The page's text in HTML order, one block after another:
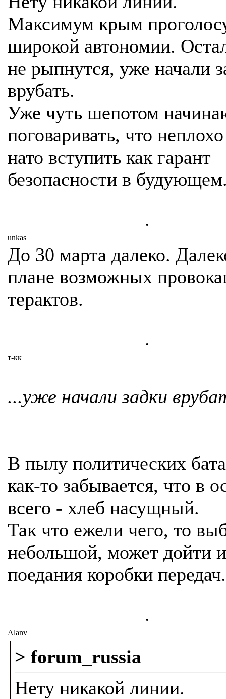
Максимум крым
широкой автономии.
не рыпнутся, уже начали
врубать.
Уже чуть шепотом
поговаривать, что
нато вступить как гарант
безопасности в
.
unkas
До 30 марта далеко.
плане возможных
терактов.
.
т-кк
...уже начали задки
В пылу политических
как-то забывается, что в
всего - хлеб насущный.
Так что ежели чего, то
небольшой, может дойти
поедания коробки передач.
.
Alanv
> forum_russia
Нету никакой линии.